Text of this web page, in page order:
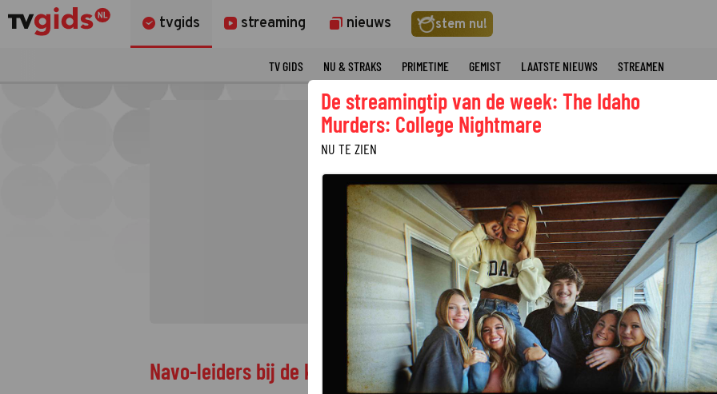
tvgids streaming nieuws stem nu!
TV GIDS NU & STRAKS PRIMETIME GEMIST LAATSTE NIEUWS STREAMEN
Navo-leiders bij de koning FILMS
De streamingtip van de week: The Idaho
Murders: College Nightmare
NU TE ZIEN